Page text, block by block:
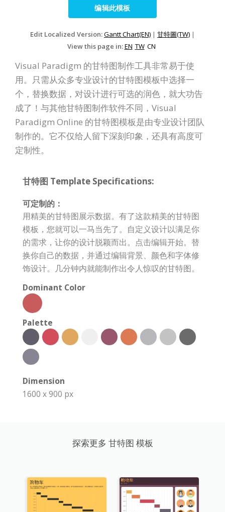
编辑此模板
Edit Localized Version:Gantt Chart(EN) | 甘特圖(TW) |
View this page in:EN TW CN
Visual Paradigm 的甘特图制作工具非常易于使
用。只需从众多专业设计的甘特图模板中选择一
个，替换数据，对设计进行可选的润色，就大功告
成了！与其他甘特图制作软件不同，Visual
Paradigm Online 的甘特图模板是由专业设计团队
制作的。它不仅给人留下深刻印象，还具有高度可
定制性。
甘特图 Template Specifications:
可定制的：
用精美的甘特图展示数据。有了这款精美的甘特图
模板，您就可以一马当先了。自定义设计以满足你
的需求，让你的设计脱颖而出。点击编辑开始。替
换你自己的数据，并通过编辑背景、颜色和字体修
饰设计。几分钟内就能制作出令人惊叹的甘特图。
Dominant Color
Palette
Dimension
1600 x 900 px
探索更多 甘特图 模板